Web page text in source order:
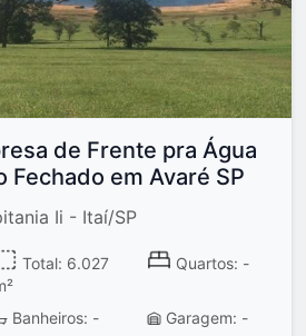
de Frente pra Água
Fechado em Avaré SP
Ii - Itaí/SP
Total: 6.027
Quartos: -
Banheiros: - Garagem: -